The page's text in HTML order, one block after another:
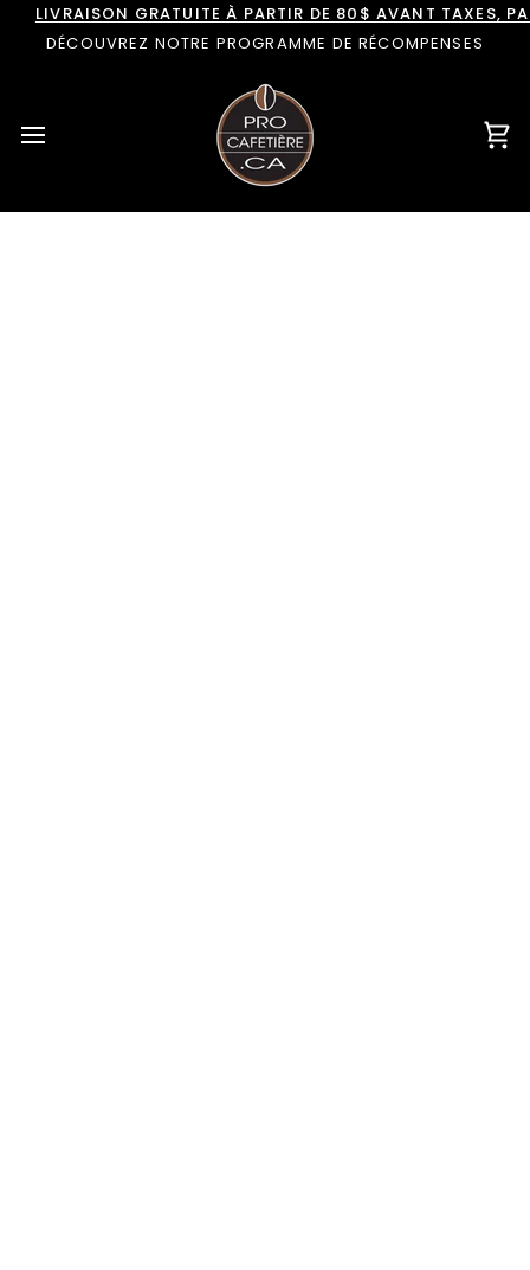
Passer
contenu
LIVRAISON GRATUITE À PARTIR DE 80$ AVANT TAXES,
DÉCOUVREZ NOTRE PROGRAMME DE RÉCOMPENSES